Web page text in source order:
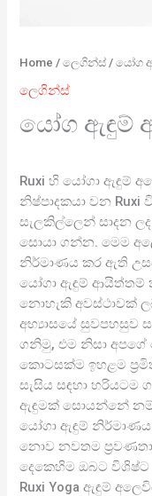
Home /ලෙගින්ස් / යෝග
ලෙගින්ස්
යෝග ඇඳුම්
Ruxi හි යෝගා ඇඳුම්
නිෂ්පාදකයා වන
සැලකිල්ලෙන් සාදන
සොයා ගන්න. මෙම
නිර්මාණය කර ඇති
යෝගා ඇඳුම් ආයිත්තම්
නොහැකි අවස්ථාවක්
අභ්‍යාසයේ සුවපහසුව
ගනිමු, එම නිසා අපගේ
කොටසක්ම ඉහළම
සැසිය සඳහා
ඇඳුමක් සොයන්නේ
යෝගා ඇඳුම්
නොව නවතම
දෙකෙහිම ඔබට
Ruxi Yoga ඇඳුම්